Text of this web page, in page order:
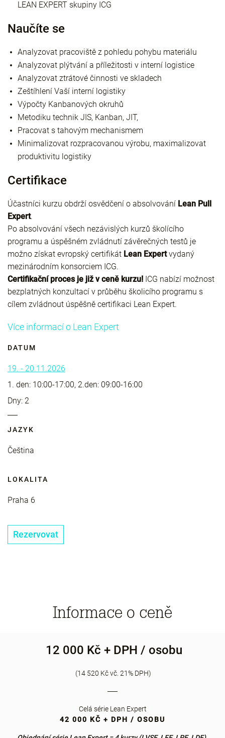
LEAN EXPERT skupiny ICG
Naučíte se
Analyzovat pracoviště z pohledu pohybu materiálu
Analyzovat plýtvání a příležitosti v interní logistice
Analyzovat ztrátové činnosti ve skladech
Zeštíhlení Vaší interní logistiky
Výpočty Kanbanových okruhů
Metodiku technik JIS, Kanban, JIT,
Pracovat s tahovým mechanismem
Minimalizovat rozpracovanou výrobu, maximalizovat
produktivitu logistiky
Certifikace
Účastníci kurzu obdrží osvědčení o absolvování Lean Pull
Expert.
Po absolvování všech nezávislých kurzů školícího
programu a úspěšném zvládnutí závěrečných testů je
možno získat evropský certifikát Lean Expertvydaný
mezinárodním konsorciem ICG.
Certifikační proces je již v ceně kurzu! ICG nabízí možnost
bezplatných konzultací v průběhu školicího programu s
cílem zvládnout úspěšně certifikaci Lean Expert.
Více informací o Lean Expert
DATUM
19. - 20.11.2026
1. den: 10:00-17:00, 2.den: 09:00-16:00
Dny: 2
JAZYK
Čeština
LOKALITA
Praha 6
Rezervovat
Informace o ceně
12 000 Kč + DPH / osobu
(14 520 Kč vč. 21% DPH)
Celá série Lean Expert
42 000 KČ + DPH / OSOBU